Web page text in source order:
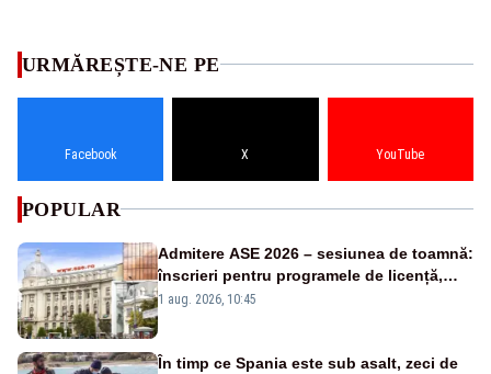
URMĂREȘTE-NE PE
Facebook X YouTube
POPULAR
Admitere ASE 2026 – sesiunea de toamnă:
înscrieri pentru programele de licență,
masterat și doctorat
1 aug. 2026, 10:45
În timp ce Spania este sub asalt, zeci de